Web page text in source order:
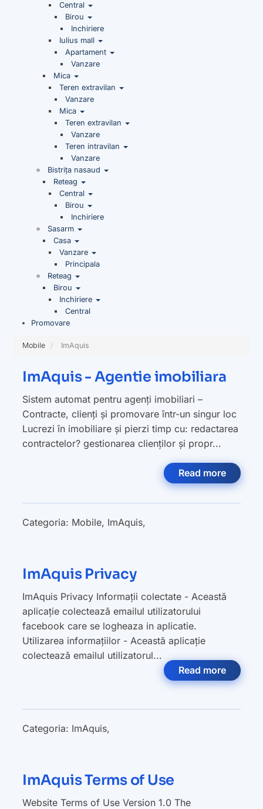
Central
Birou
Inchiriere
Iulius mall
Apartament
Vanzare
Mica
Teren extravilan
Vanzare
Mica
Teren extravilan
Vanzare
Teren intravilan
Vanzare
Bistrița nasaud
Reteag
Central
Birou
Inchiriere
Sasarm
Casa
Vanzare
Principala
Reteag
Birou
Inchiriere
Central
Promovare
Mobile ImAquis
ImAquis - Agentie imobiliara
Sistem automat pentru agenți imobiliari –
Contracte, clienți și promovare într-un singur loc
Lucrezi în imobiliare și pierzi timp cu: redactarea
contractelor? gestionarea clienților și propr...
Read more
Categoria: Mobile, ImAquis,
ImAquis Privacy
ImAquis Privacy Informații colectate - Această
aplicație colectează emailul utilizatorului
facebook care se logheaza in aplicatie.
Utilizarea informațiilor - Această aplicație
colectează emailul utilizatorul...
Read more
Categoria: ImAquis,
ImAquis Terms of Use
Website Terms of Use Version 1.0 The